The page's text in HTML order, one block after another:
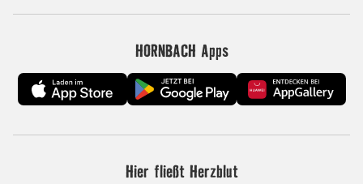
HORNBACH Apps
Hier fließt Herzblut